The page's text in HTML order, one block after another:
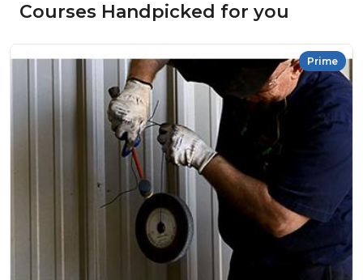
Courses Handpicked for you
Prime